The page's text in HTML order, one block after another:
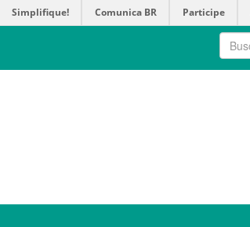
Simplifique! Comunica BR Participe